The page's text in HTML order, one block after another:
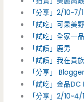
「分享」2/
「試吃」可果美
「試吃」全家一
「試讀」鹿男
「試讀」我在貴
「分享」
「試吃」金品DC
「分享」2/